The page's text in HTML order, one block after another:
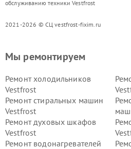
обслуживанию техники Vestfrost
2021-2026 © СЦ vestfrost-fixim.ru
Мы ремонтируем
Ремонт холодильников
Vestfrost
Ремонт стиральных машин
Vestfrost
Ремонт духовых шкафов
Vestfrost
Ремонт водонагревателей